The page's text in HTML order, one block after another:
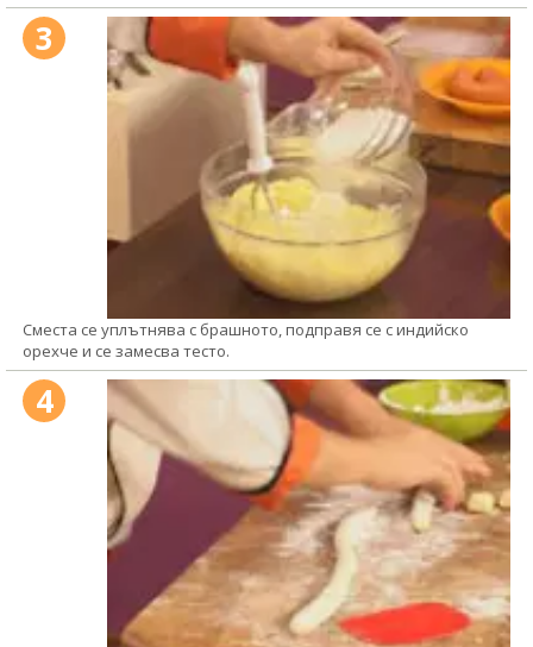
3
Сместа се уплътнява с брашното, подправя се с индийско
орехче и се замесва тесто.
4